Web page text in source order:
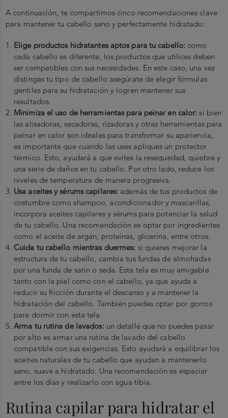
A continuación, te compartimos cinco recomendaciones clave
para mantener tu cabello sano y perfectamente hidratado:
Elige productos hidratantes aptos para tu cabello: como
cada cabello es diferente, los productos que utilices deben
ser compatibles con sus necesidades. En este caso, una vez
distingas tu tipo de cabello asegúrate de elegir fórmulas
gentiles para su hidratación y logren mantener sus
resultados.
Minimiza el uso de herramientas para peinar en calor: si bien
las alisadoras, secadoras, rizadoras y otras herramientas para
peinar en calor son ideales para transformar su apariencia,
es importante que cuando las uses apliques un protector
térmico. Esto, ayudará a que evites la resequedad, quiebre y
una serie de daños en tu cabello. Por otro lado, reduce los
niveles de temperatura de manera progresiva.
Usa aceites y sérums capilares: además de tus productos de
costumbre como shampoo, acondicionador y mascarillas,
incorpora aceites capilares y sérums para potenciar la salud
de tu cabello. Una recomendación es optar por ingredientes
como el aceite de argán, proteínas, glicerina, entre otros.
Cuida tu cabello mientras duermes: si quieres mejorar la
estructura de tu cabello, cambia tus fundas de almohadas
por una funda de satín o seda. Esta tela es muy amigable
tanto con la piel como con el cabello, ya que ayuda a
reducir su fricción durante el descanso y a mantener la
hidratación del cabello. También puedes optar por gorros
para dormir con esta tela
Arma tu rutina de lavados:un detalle que no puedes pasar
por alto es armar una rutina de lavado del cabello
compatible con sus exigencias. Esto ayudará a equilibrar los
aceites naturales de tu cabello que ayudan a mantenerlo
sano, suave e hidratado. Una recomendación es espaciar
entre los días y realizarlo con agua tibia.
Rutina capilar para hidratar el